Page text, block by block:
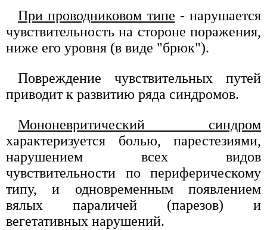
При проводниковом типе - нарушается
чувствительность на стороне поражения,
ниже его уровня (в виде "брюк").
Повреждение чувствительных путей
приводит к развитию ряда синдромов.
Мононевритический синдром
характеризуется болью, парестезиями,
нарушением всех видов
чувствительности по периферическому
типу, и одновременным появлением
вялых параличей (парезов) и
вегетативных нарушений.